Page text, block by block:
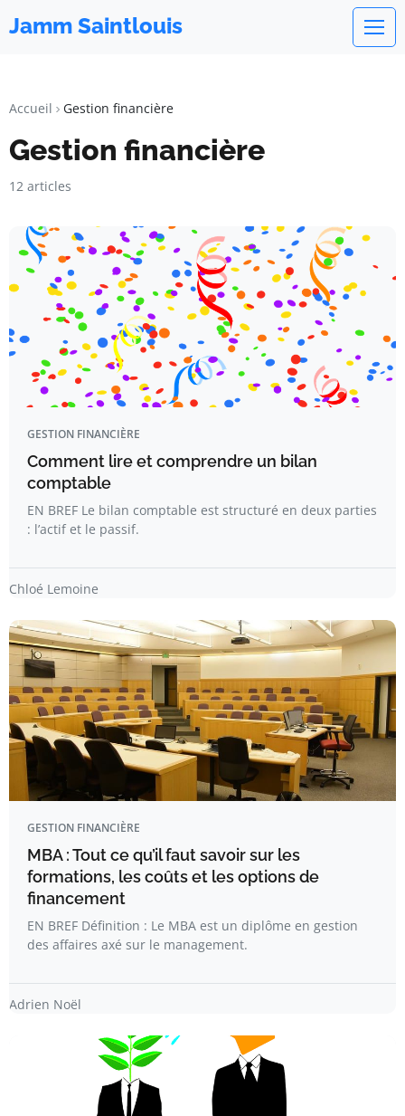
Jamm Saintlouis
Accueil Gestion financière
Gestion financière
12 articles
GESTION FINANCIÈRE
Comment lire et comprendre un bilan
comptable
EN BREF Le bilan comptable est structuré en deux parties
: l’actif et le passif.
Chloé Lemoine
GESTION FINANCIÈRE
MBA : Tout ce qu’il faut savoir sur les
formations, les coûts et les options de
financement
EN BREF Définition : Le MBA est un diplôme en gestion
des affaires axé sur le management.
Adrien Noël